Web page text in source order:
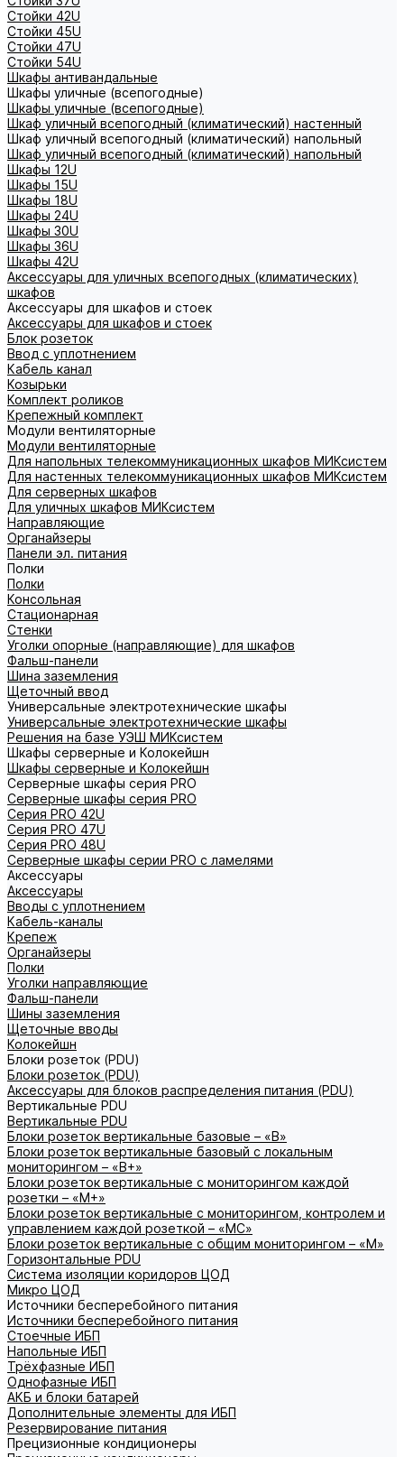
Стойки 42U
Стойки 45U
Стойки 47U
Стойки 54U
Шкафы антивандальные
Шкафы уличные (всепогодные)
Шкафы уличные (всепогодные)
Шкаф уличный всепогодный (климатический) настенный
Шкаф уличный всепогодный (климатический) напольный
Шкаф уличный всепогодный (климатический) напольный
Шкафы 12U
Шкафы 15U
Шкафы 18U
Шкафы 24U
Шкафы 30U
Шкафы 36U
Шкафы 42U
Аксессуары для уличных всепогодных (климатических)
шкафов
Аксессуары для шкафов и стоек
Аксессуары для шкафов и стоек
Блок розеток
Ввод с уплотнением
Кабель канал
Козырьки
Комплект роликов
Крепежный комплект
Модули вентиляторные
Модули вентиляторные
Для напольных телекоммуникационных шкафов МИКсистем
Для настенных телекоммуникационных шкафов МИКсистем
Для серверных шкафов
Для уличных шкафов МИКсистем
Направляющие
Органайзеры
Панели эл. питания
Полки
Полки
Консольная
Стационарная
Стенки
Уголки опорные (направляющие) для шкафов
Фальш-панели
Шина заземления
Щеточный ввод
Универсальные электротехнические шкафы
Универсальные электротехнические шкафы
Решения на базе УЭШ МИКсистем
Шкафы серверные и Колокейшн
Шкафы серверные и Колокейшн
Серверные шкафы серия PRO
Серверные шкафы серия PRO
Серия PRO 42U
Серия PRO 47U
Серия PRO 48U
Серверные шкафы серии PRO с ламелями
Аксессуары
Аксессуары
Вводы с уплотнением
Кабель-каналы
Крепеж
Органайзеры
Полки
Уголки направляющие
Фальш-панели
Шины заземления
Щеточные вводы
Колокейшн
Блоки розеток (PDU)
Блоки розеток (PDU)
Аксессуары для блоков распределения питания (PDU)
Вертикальные PDU
Вертикальные PDU
Блоки розеток вертикальные базовые – «В»
Блоки розеток вертикальные базовый с локальным
мониторингом – «В+»
Блоки розеток вертикальные с мониторингом каждой
розетки – «М+»
Блоки розеток вертикальные с мониторингом, контролем и
управлением каждой розеткой – «МС»
Блоки розеток вертикальные с общим мониторингом – «М»
Горизонтальные PDU
Система изоляции коридоров ЦОД
Микро ЦОД
Источники бесперебойного питания
Источники бесперебойного питания
Стоечные ИБП
Напольные ИБП
Трёхфазные ИБП
Однофазные ИБП
АКБ и блоки батарей
Дополнительные элементы для ИБП
Резервирование питания
Прецизионные кондиционеры